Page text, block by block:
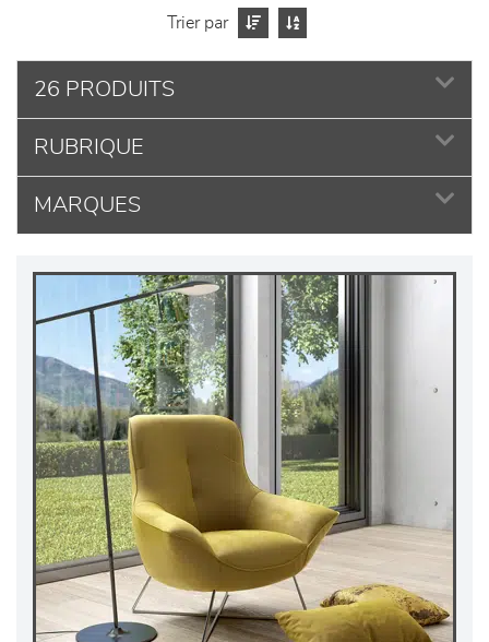
literie
décoration
Trier par
26 PRODUITS
RUBRIQUE
MARQUES